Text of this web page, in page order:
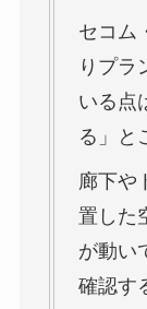
セコム
りプラ
いる点
る」と
廊下や
置した
が動い
確認す